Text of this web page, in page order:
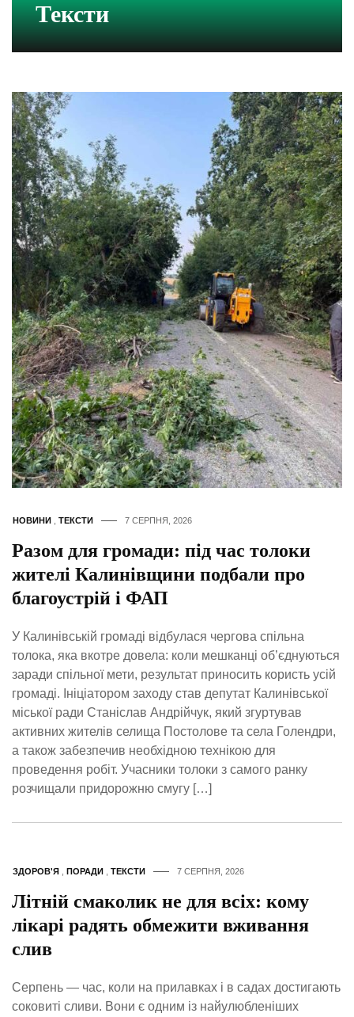
Тексти
НОВИНИ ТЕКСТИ 7 СЕРПНЯ, 2026
Разом для громади: під час толоки
жителі Калинівщини подбали про
благоустрій і ФАП
У Калинівській громаді відбулася чергова спільна
толока, яка вкотре довела: коли мешканці об’єднуються
заради спільної мети, результат приносить користь усій
громаді. Ініціатором заходу став депутат Калинівської
міської ради Станіслав Андрійчук, який згуртував
активних жителів селища Постолове та села Голендри,
а також забезпечив необхідною технікою для
проведення робіт. Учасники толоки з самого ранку
розчищали придорожню смугу […]
ЗДОРОВ'Я ПОРАДИ ТЕКСТИ 7 СЕРПНЯ, 2026
Літній смаколик не для всіх: кому
лікарі радять обмежити вживання
слив
Серпень — час, коли на прилавках і в садах достигають
соковиті сливи. Вони є одним із найулюбленіших